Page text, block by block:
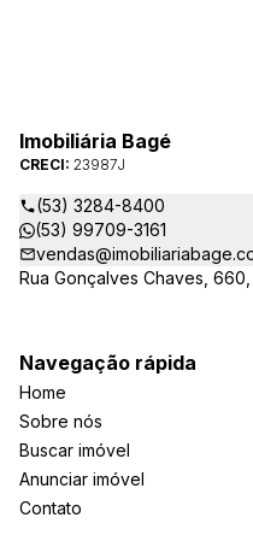
Imobiliária Bagé
CRECI: 23987J
(53) 3284-8400
(53) 99709-3161
Rua Gonçalves Chaves,
Navegação rápida
Home
Sobre nós
Buscar imóvel
Anunciar imóvel
Contato